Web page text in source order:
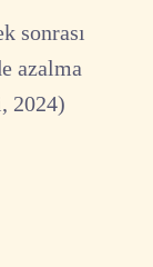
sonrası
azalma
2024)